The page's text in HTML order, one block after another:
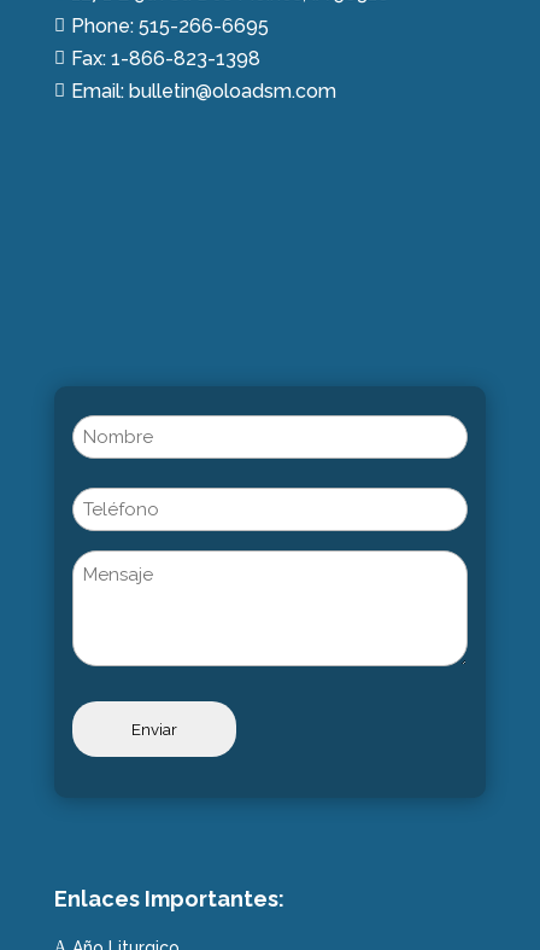
 Phone: 515-266-6695
 Fax: 1-866-823-1398
 Email: bulletin@oloadsm.com
Name
(Obligatorio)
Phone
Untitled
Enlaces Importantes: